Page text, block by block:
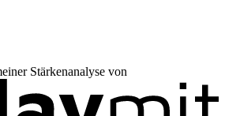
Stärkenanalyse von